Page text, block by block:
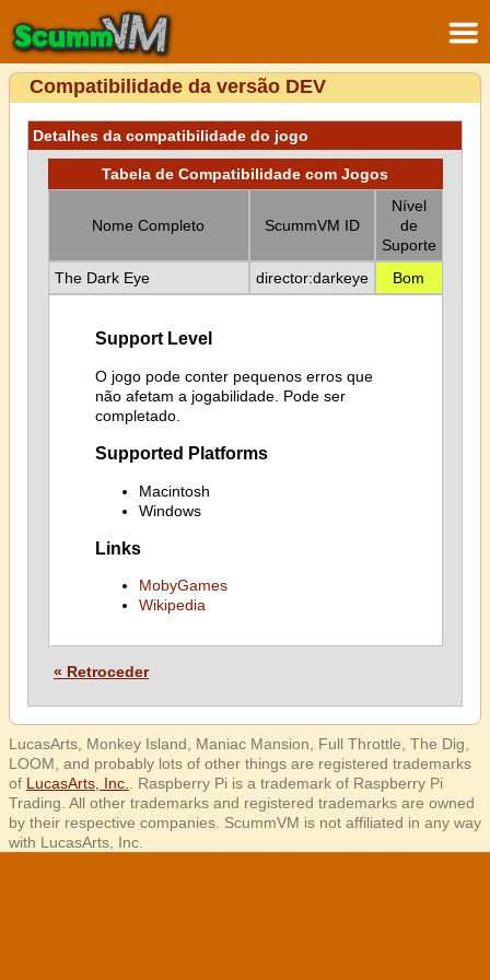
Compatibilidade da versão DEV
Detalhes da compatibilidade do jogo
Tabela de Compatibilidade com Jogos
Nome Completo ScummVM ID
Nível
de
Suporte
The Dark Eye
director:darkeye Bom
Support Level
O jogo pode conter pequenos erros que
não afetam a jogabilidade. Pode ser
completado.
Supported Platforms
Macintosh
Windows
Links
MobyGames
Wikipedia
« Retroceder
LucasArts, Monkey Island, Maniac Mansion, Full Throttle, The Dig,
LOOM, and probably lots of other things are registered trademarks
of LucasArts, Inc.
. Raspberry Pi is a trademark of Raspberry Pi
Trading. All other trademarks and registered trademarks are owned
by their respective companies. ScummVM is not affiliated in any way
with LucasArts, Inc.